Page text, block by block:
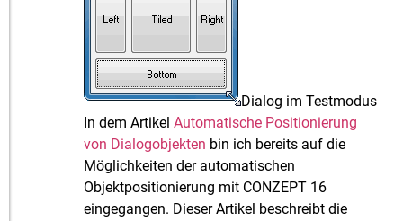
Dialog im Testmodus
In dem ArtikelAutomatische Positionierung
von Dialogobjekten bin ich bereits auf die
Möglichkeiten der automatischen
Objektpositionierung mit CONZEPT 16
eingegangen. Dieser Artikel beschreibt die